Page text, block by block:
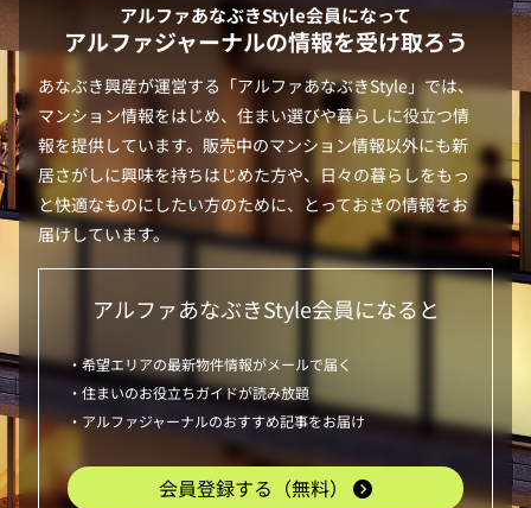
アルファあなぶきStyle会員になって
アルファジャーナルの情報を受け取ろう
あなぶき興産が運営する「アルファあなぶきStyle」では、
マンション情報をはじめ、住まい選びや暮らしに役立つ情
報を提供しています。販売中のマンション情報以外にも新
居さがしに興味を持ちはじめた方や、日々の暮らしをもっ
と快適なものにしたい方のために、とっておきの情報をお
届けしています。
アルファあなぶきStyle会員になると
・希望エリアの最新物件情報がメールで届く
・住まいのお役立ちガイドが読み放題
・アルファジャーナルのおすすめ記事をお届け
会員登録する（無料）